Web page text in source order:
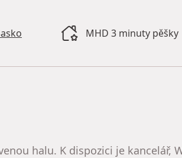
MHD 3 minuty pěšky
halu. K dispozici je kancelář,